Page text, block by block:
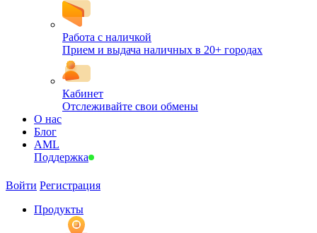
Работа с наличкой
Прием и выдача наличных в 20+ городах
Кабинет
Отслеживайте свои обмены
О нас
Блог
AML
Поддержка
Войти Регистрация
Продукты